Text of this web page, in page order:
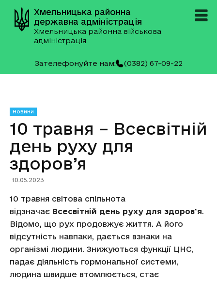
Хмельницька районна
державна адміністрація
Хмельницька районна військова
адміністрація
Зателефонуйте нам: (0382) 67-09-22
Новини
10 травня – Всесвітній
день руху для
здоров’я
10.05.2023
10 травня світова спільнота
відзначає Всесвітній день руху для здоров’я.
Відомо, що рух продовжує життя. А його
відсутність навпаки, дається взнаки на
організмі людини. Знижуються функції ЦНС,
падає діяльність гормональної системи,
людина швидше втомлюється, стає